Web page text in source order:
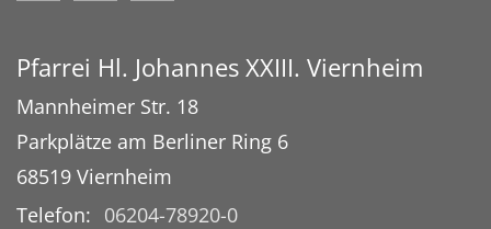
Pfarrei Hl. Johannes XXIII. Viernheim
Mannheimer Str. 18
Parkplätze am Berliner Ring 6
68519 Viernheim
Telefon: 06204-78920-0